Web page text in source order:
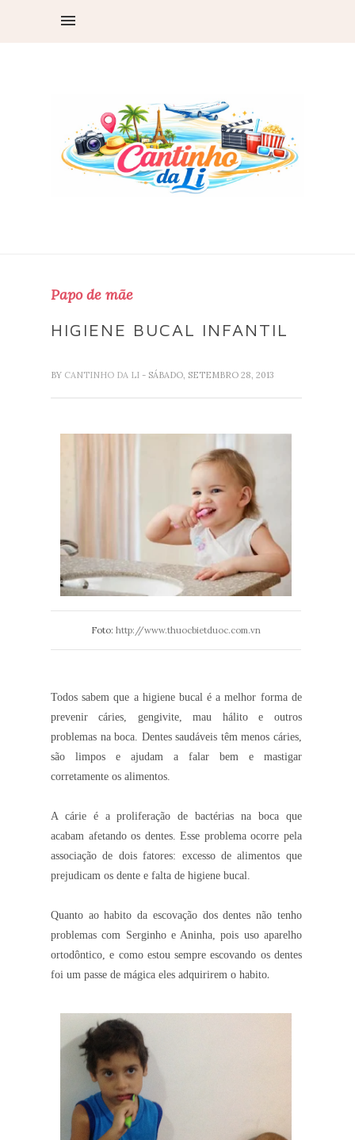
Papo de mãe
HIGIENE BUCAL INFANTIL
BY CANTINHO DA LI - SÁBADO, SETEMBRO 28, 2013
Foto:http://www.thuocbietduoc.com.vn
Todos sabem que a higiene bucal é a melhor forma de
prevenir cáries, gengivite, mau hálito e outros
problemas na boca. Dentes saudáveis têm menos cáries,
são limpos e ajudam a falar bem e mastigar
corretamente os alimentos.
A cárie é a proliferação de bactérias na boca que
acabam afetando os dentes. Esse problema ocorre pela
associação de dois fatores: excesso de alimentos que
prejudicam os dente e falta de higiene bucal.
Quanto ao habito da escovação dos dentes não tenho
problemas com Serginho e Aninha, pois uso aparelho
ortodôntico, e como estou sempre escovando os dentes
foi um passe de mágica eles adquirirem o habito.